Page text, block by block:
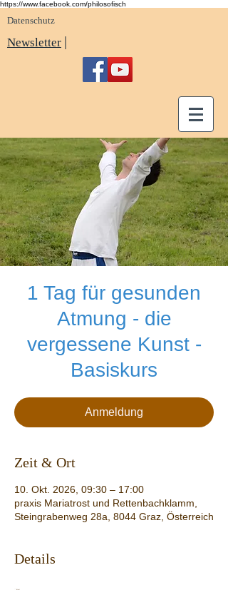
https://www.facebook.com/philosofisch
Datenschutz
Newsletter |
1 Tag für gesunden
Atmung - die
vergessene Kunst -
Basiskurs
Anmeldung
Zeit & Ort
10. Okt. 2026, 09:30 – 17:00
praxis Mariatrost und Rettenbachklamm,
Steingrabenweg 28a, 8044 Graz, Österreich
Details